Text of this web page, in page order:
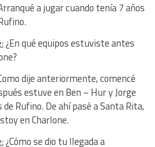
a jugar cuando tenía 7 años
¿En qué equipos estuviste antes
dije anteriormente, comencé
estuve en Ben – Hur y Jorge
Rufino. De ahí pasé a Santa Rita,
en Charlone.
¿Cómo se dio tu llegada a